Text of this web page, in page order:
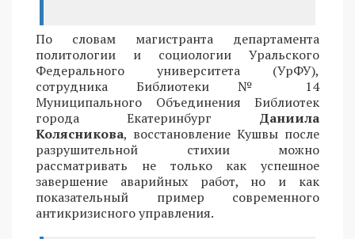
По словам магистранта департамента
политологии и социологии Уральского
Федерального университета (УрФУ),
сотрудника Библиотеки № 14
Муниципального Объединения Библиотек
города Екатеринбург Даниила
Колясникова, восстановление Кушвы после
разрушительной стихии можно
рассматривать не только как успешное
завершение аварийных работ, но и как
показательный пример современного
антикризисного управления.